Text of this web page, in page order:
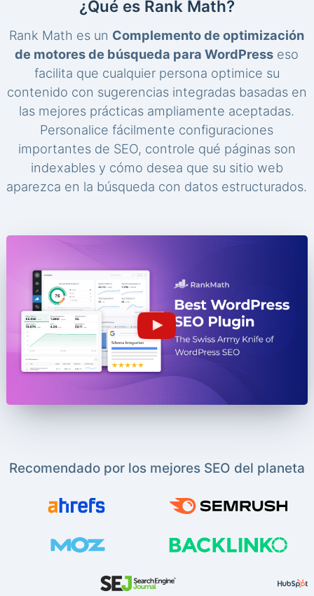
¿Qué es Rank Math?
Rank Math es un Complemento de optimización
de motores de búsqueda para WordPress eso
facilita que cualquier persona optimice su
contenido con sugerencias integradas basadas en
las mejores prácticas ampliamente aceptadas.
Personalice fácilmente configuraciones
importantes de SEO, controle qué páginas son
indexables y cómo desea que su sitio web
aparezca en la búsqueda con datos estructurados.
Recomendado por los mejores SEO del planeta